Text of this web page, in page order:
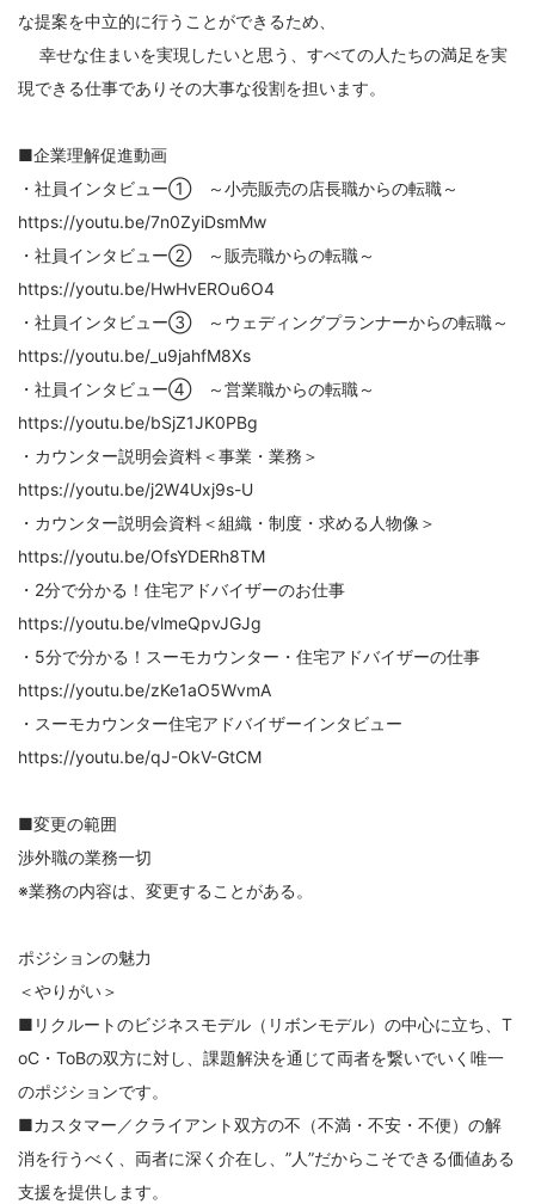
な提案を中立的に行うことができるため、
幸せな住まいを実現したいと思う、すべての人たちの満足を実
現できる仕事でありその大事な役割を担います。
■企業理解促進動画
・社員インタビュー① ～小売販売の店長職からの転職～
https://youtu.be/7n0ZyiDsmMw
・社員インタビュー② ～販売職からの転職～
https://youtu.be/HwHvEROu6O4
・社員インタビュー③ ～ウェディングプランナーからの転職～
https://youtu.be/_u9jahfM8Xs
・社員インタビュー④ ～営業職からの転職～
https://youtu.be/bSjZ1JK0PBg
・カウンター説明会資料＜事業・業務＞
https://youtu.be/j2W4Uxj9s-U
・カウンター説明会資料＜組織・制度・求める人物像＞
https://youtu.be/OfsYDERh8TM
・2分で分かる！住宅アドバイザーのお仕事
https://youtu.be/vlmeQpvJGJg
・5分で分かる！スーモカウンター・住宅アドバイザーの仕事
https://youtu.be/zKe1aO5WvmA
・スーモカウンター住宅アドバイザーインタビュー
https://youtu.be/qJ-OkV-GtCM
■変更の範囲
渉外職の業務一切
※業務の内容は、変更することがある。
ポジションの魅力
＜やりがい＞
■リクルートのビジネスモデル（リボンモデル）の中心に立ち、T
oC・ToBの双方に対し、課題解決を通じて両者を繋いでいく唯一
のポジションです。
■カスタマー／クライアント双方の不（不満・不安・不便）の解
消を行うべく、両者に深く介在し、”人”だからこそできる価値ある
支援を提供します。